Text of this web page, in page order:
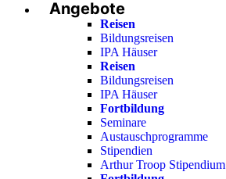
Angebote
Reisen
Bildungsreisen
IPA Häuser
Reisen
Bildungsreisen
IPA Häuser
Fortbildung
Seminare
Austauschprogramme
Stipendien
Arthur Troop Stipendium